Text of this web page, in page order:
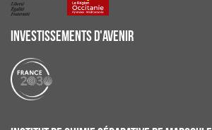
INVESTISSEMENTS D'AVENIR